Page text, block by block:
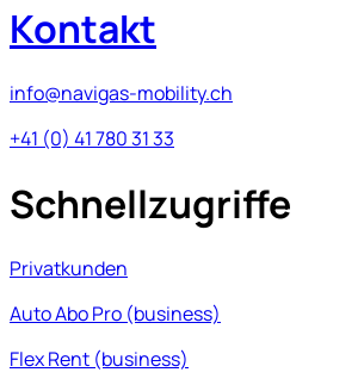
Kontakt
info@navigas-mobility.ch
+41 (0) 41 780 31 33
Schnellzugriffe
Privatkunden
Auto Abo Pro (business)
Flex Rent (business)